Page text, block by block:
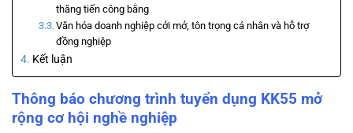
thăng tiến công bằng
Văn hóa doanh nghiệp cởi mở, tôn trọng cá nhân và hỗ trợ
đồng nghiệp
Kết luận
Thông báo chương trình tuyển dụng KK55 mở
rộng cơ hội nghề nghiệp